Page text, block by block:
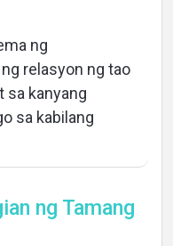
ng
relasyon ng tao
sa kanyang
sa kabilang
ng Tamang